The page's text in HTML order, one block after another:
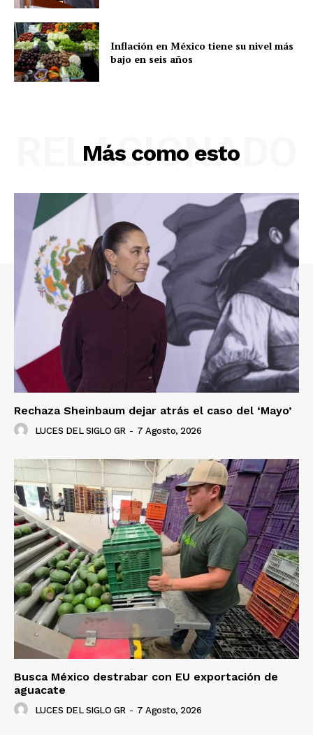
Luces
Del Siglo
Inflación en México tiene su nivel más
bajo en seis años
Más como esto
RELACIONADO
Rechaza Sheinbaum dejar atrás el caso del ‘Mayo’
LUCES DEL SIGLO GR - 7 Agosto, 2026
Busca México destrabar con EU exportación de
aguacate
LUCES DEL SIGLO GR - 7 Agosto, 2026